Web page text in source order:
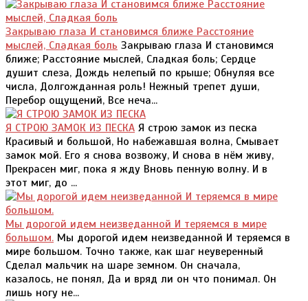
Закрываю глаза И становимся ближе Расстояние
мыслей, Сладкая боль Закрываю глаза И становимся
ближе; Расстояние мыслей, Сладкая боль; Сердце
душит слеза, Дождь нелепый по крыше; Обнуляя все
числа, Долгожданная роль! Нежный трепет души,
Перебор ощущений, Все неча...
Я СТРОЮ ЗАМОК ИЗ ПЕСКА Я строю замок из песка
Красивый и большой, Но набежавшая волна, Смывает
замок мой. Его я снова возвожу, И снова в нём живу,
Прекрасен миг, пока я жду Вновь пенную волну. И в
этот миг, до ...
Мы дорогой идем неизведанной И теряемся в мире
большом. Мы дорогой идем неизведанной И теряемся в
мире большом. Точно также, как шаг неуверенный
Сделал мальчик на шаре земном. Он сначала,
казалось, не понял, Да и вряд ли он что понимал. Он
лишь ногу не...